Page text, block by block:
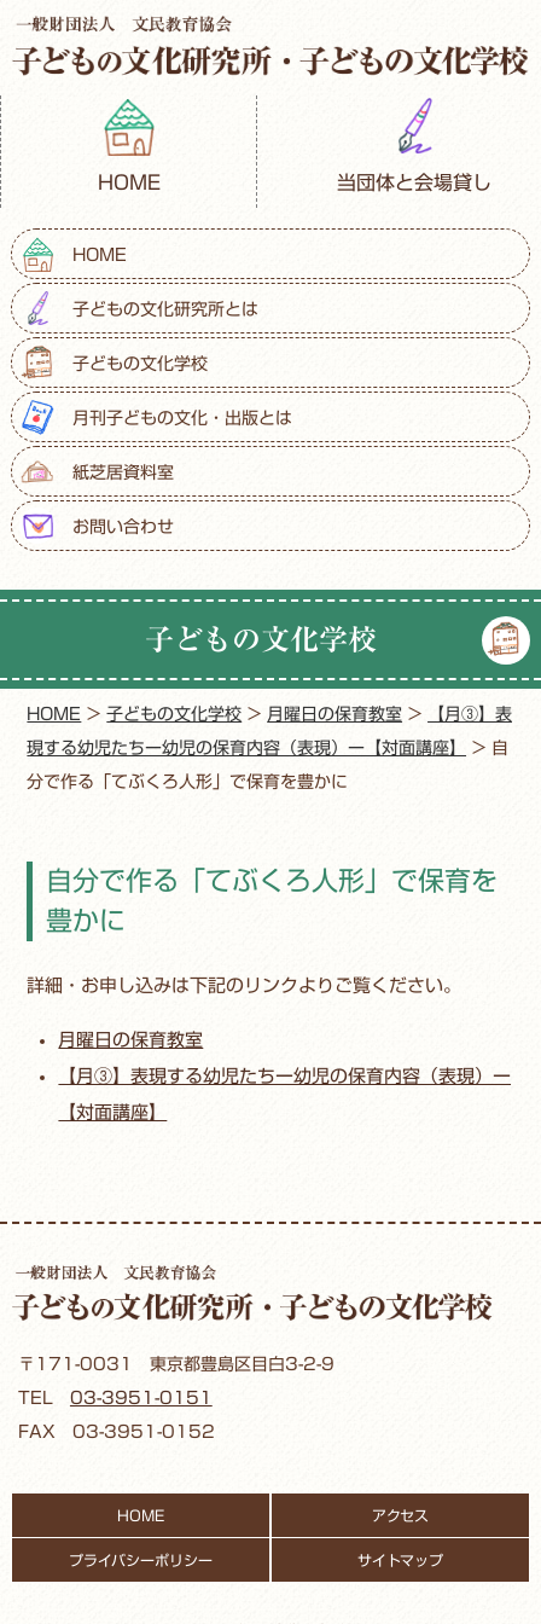
HOME 当団体と会場貸し
HOME
子どもの文化研究所とは
子どもの文化学校
月刊子どもの文化・出版とは
紙芝居資料室
お問い合わせ
子どもの文化学校
HOME >子どもの文化学校 > 月曜日の保育教室 >
【月③】表
現する幼児たちー幼児の保育内容（表現）ー【対面講座】
> 自
分で作る「てぶくろ人形」で保育を豊かに
自分で作る「てぶくろ人形」で保育を
豊かに
詳細・お申し込みは下記のリンクよりご覧ください。
月曜日の保育教室
【月③】表現する幼児たちー幼児の保育内容（表現）ー
【対面講座】
〒171-0031 東京都豊島区目白3-2-9
TEL 03-3951-0151
FAX 03-3951-0152
HOME アクセス
プライバシーポリシー サイトマップ